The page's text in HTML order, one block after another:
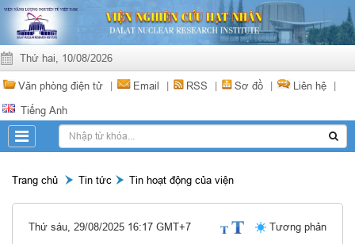
Thứ hai, 10/08/2026
Văn phòng điện tử | Email | RSS | Sơ đồ | Liên hệ
|
Tiếng Anh
Trang chủ Tin tức Tin hoạt động của viện
Thứ sáu, 29/08/2025 16:17 GMT+7 Tương phản